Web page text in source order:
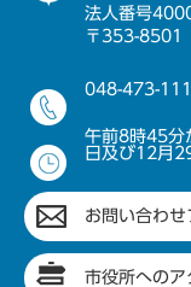
法人番号
〒353-8501
048-473-
午前8時45分
日及び12月
お問い合わせ
市役所へのア